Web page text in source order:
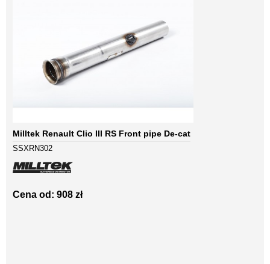
Milltek Renault Clio III RS Front pipe De-cat
SSXRN302
Cena od: 908 zł